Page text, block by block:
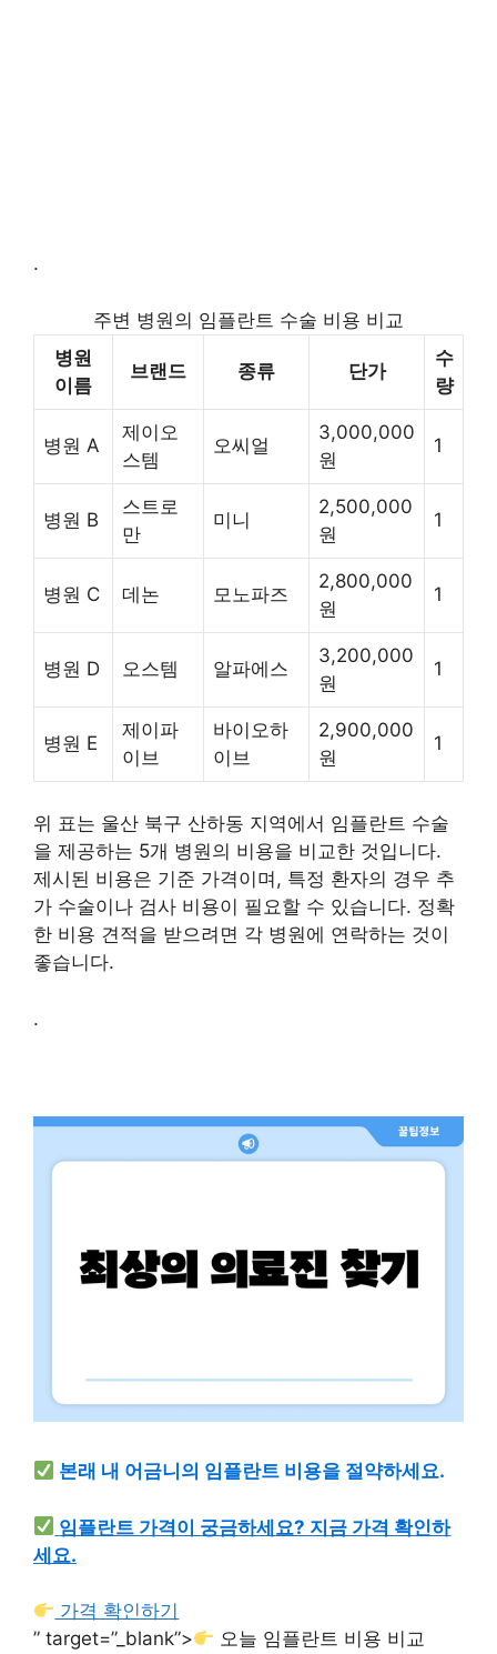
.
주변 병원의 임플란트 수술 비용 비교
병원
이름
브랜드 종류 단가
수
량
병원 A
제이오
스템
오씨얼
3,000,000
원
1
병원 B
스트로
만
미니
2,500,000
원
1
병원 C 데논 모노파즈
2,800,000
원
1
병원 D 오스템 알파에스
3,200,000
원
1
병원 E
제이파
이브
바이오하
이브
2,900,000
원
1
위 표는 울산 북구 산하동 지역에서 임플란트 수술
을 제공하는 5개 병원의 비용을 비교한 것입니다.
제시된 비용은 기준 가격이며, 특정 환자의 경우 추
가 수술이나 검사 비용이 필요할 수 있습니다. 정확
한 비용 견적을 받으려면 각 병원에 연락하는 것이
좋습니다.
.
본래 내 어금니의 임플란트 비용을 절약하세요.
임플란트 가격이 궁금하세요? 지금 가격 확인하
세요.
가격 확인하기
” target=”_blank”>
오늘 임플란트 비용 비교